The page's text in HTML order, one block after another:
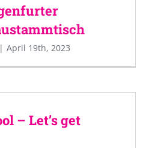
| April 19th, 2023
– Let’s get